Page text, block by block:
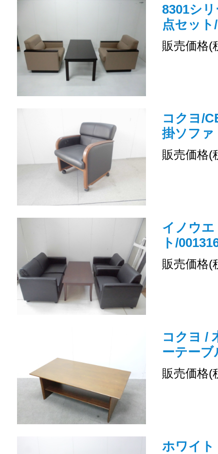
8301シ
点セット
販売価格(
コクヨ/
掛ソファ
販売価格(
イノウエ
ト/
販売価格(
コクヨ /
ーテーブ
販売価格(
ホワイト